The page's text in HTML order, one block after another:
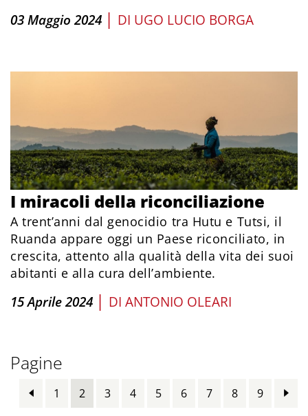
03 Maggio 2024 | DI UGO LUCIO BORGA
I miracoli della riconciliazione
A trent’anni dal genocidio tra Hutu e Tutsi, il
Ruanda appare oggi un Paese riconciliato, in
crescita, attento alla qualità della vita dei suoi
abitanti e alla cura dell’ambiente.
15 Aprile 2024 | DI ANTONIO OLEARI
Pagine
1 2 3 4 5 6 7 8 9